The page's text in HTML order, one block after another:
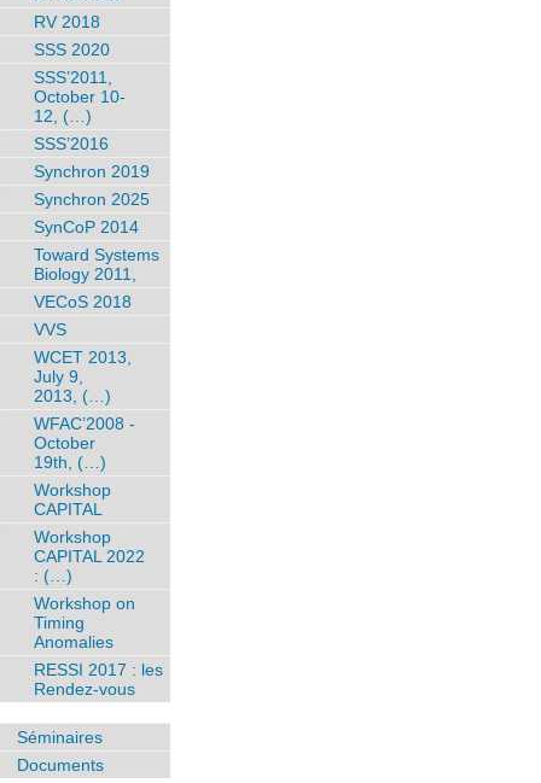
RV 2018
SSS 2020
SSS’2011,
October 10-
12, (…)
SSS’2016
Synchron 2019
Synchron 2025
SynCoP 2014
Toward Systems
Biology 2011,
VECoS 2018
VVS
WCET 2013,
July 9,
2013, (…)
WFAC’2008 -
October
19th, (…)
Workshop
CAPITAL
Workshop
CAPITAL 2022
: (…)
Workshop on
Timing
Anomalies
RESSI 2017 : les
Rendez-vous
Séminaires
Documents